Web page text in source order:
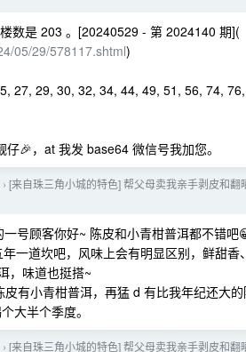
数是 203 。[20240529 - 第 2024140 期](
05/29/578117.shtml)
27, 29, 30, 32, 34, 44, 49, 51, 56, 74,
🎉，at 我发 base64 微信号我加您。
› [来自珠三角小城的特色] 帮父母卖我亲手剥皮和
号顾客你好~ 陈皮和小青柑普洱都不错吧
一道坎吧，风味上会有明显区别，鲜甜香
，味道也挺搭~
有小青柑普洱，再猛 d 有比我年纪还大的
大半个季度。
› [来自珠三角小城的特色] 帮父母卖我亲手剥皮和